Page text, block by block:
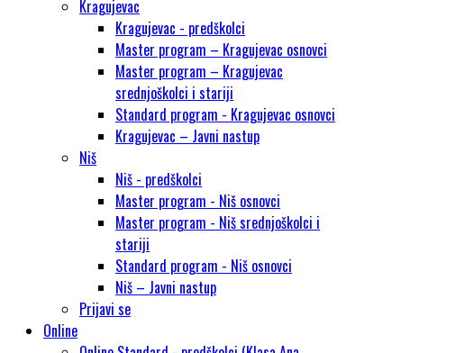
Kragujevac
Kragujevac - predškolci
Master program – Kragujevac osnovci
Master program – Kragujevac
srednjoškolci i stariji
Standard program - Kragujevac osnovci
Kragujevac – Javni nastup
Niš
Niš - predškolci
Master program - Niš osnovci
Master program - Niš srednjoškolci i
stariji
Standard program - Niš osnovci
Niš – Javni nastup
Prijavi se
Online